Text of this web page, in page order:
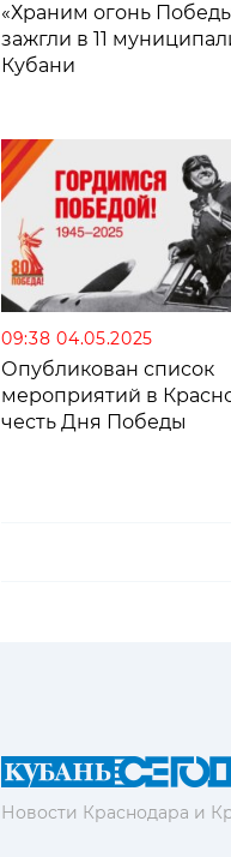
«Храним огонь
зажгли в 11
Кубани
09:38 04.05.2025
Опубликован список
мероприятий в
честь Дня Победы
Новости Краснодара и